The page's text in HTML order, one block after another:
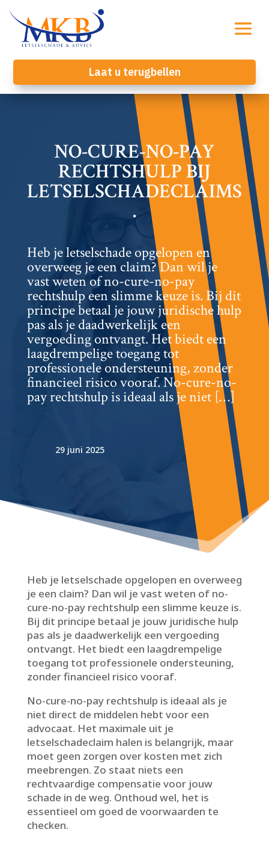
Laat u terugbellen
NO-CURE-NO-PAY
RECHTSHULP BIJ
LETSELSCHADECLAIMS
.​
Heb je letselschade opgelopen en
overweeg je een claim? Dan wil je
vast weten of no-cure-no-pay
rechtshulp een slimme keuze is.​ Bij dit
principe betaal je jouw juridische hulp
pas als je daadwerkelijk een
vergoeding ontvangt.​ Het biedt een
laagdrempelige toegang tot
professionele ondersteuning, zonder
financieel risico vooraf.​ No-cure-no-
pay rechtshulp is ideaal als je niet […]
29 juni 2025
Heb je letselschade opgelopen en overweeg
je een claim? Dan wil je vast weten of no-
cure-no-pay rechtshulp een slimme keuze is.​
Bij dit principe betaal je jouw juridische hulp
pas als je daadwerkelijk een vergoeding
ontvangt.​ Het biedt een laagdrempelige
toegang tot professionele ondersteuning,
zonder financieel risico vooraf.​
No-cure-no-pay rechtshulp is ideaal als je
niet direct de middelen hebt voor een
advocaat.​ Het maximale uit je
letselschadeclaim halen is belangrijk, maar
moet geen zorgen over kosten met zich
meebrengen.​ Zo staat niets een
rechtvaardige compensatie voor jouw
schade in de weg.​ Onthoud wel, het is
essentieel om goed de voorwaarden te
checken.​